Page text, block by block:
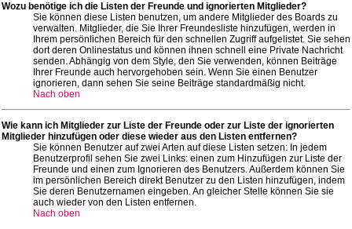
Wozu benötige ich die Listen der Freunde und ignorierten Mitglieder?
Sie können diese Listen benutzen, um andere Mitglieder des Boards zu
verwalten. Mitglieder, die Sie Ihrer Freundesliste hinzufügen, werden in
Ihrem persönlichen Bereich für den schnellen Zugriff aufgelistet. Sie sehen
dort deren Onlinestatus und können ihnen schnell eine Private Nachricht
senden. Abhängig von dem Style, den Sie verwenden, können Beiträge
Ihrer Freunde auch hervorgehoben sein. Wenn Sie einen Benutzer
ignorieren, dann sehen Sie seine Beiträge standardmäßig nicht.
Nach oben
Wie kann ich Mitglieder zur Liste der Freunde oder zur Liste der ignorierten
Mitglieder hinzufügen oder diese wieder aus den Listen entfernen?
Sie können Benutzer auf zwei Arten auf diese Listen setzen: In jedem
Benutzerprofil sehen Sie zwei Links: einen zum Hinzufügen zur Liste der
Freunde und einen zum Ignorieren des Benutzers. Außerdem können Sie
im persönlichen Bereich direkt Benutzer zu den Listen hinzufügen, indem
Sie deren Benutzernamen eingeben. An gleicher Stelle können Sie sie
auch wieder von den Listen entfernen.
Nach oben